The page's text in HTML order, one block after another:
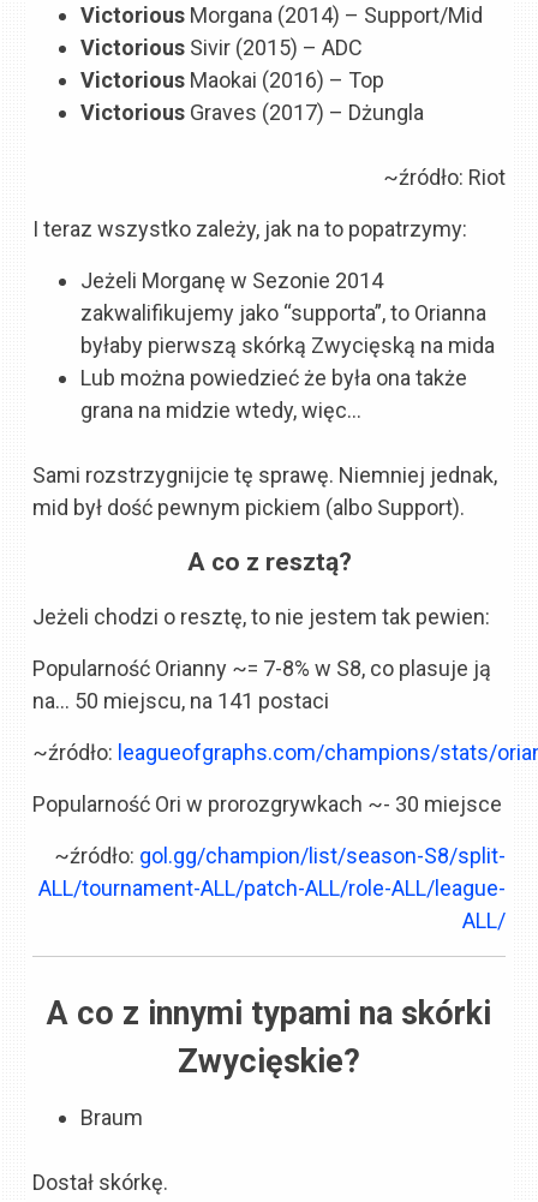
Victorious Morgana (2014) – Support/Mid
Victorious Sivir (2015) – ADC
Victorious Maokai (2016) – Top
Victorious Graves (2017) – Dżungla
~źródło: Riot
I teraz wszystko zależy, jak na to popatrzymy:
Jeżeli Morganę w Sezonie 2014
zakwalifikujemy jako “supporta”, to Orianna
byłaby pierwszą skórką Zwycięską na mida
Lub można powiedzieć że była ona także
grana na midzie wtedy, więc…
Sami rozstrzygnijcie tę sprawę. Niemniej jednak,
mid był dość pewnym pickiem (albo Support).
A co z resztą?
Jeżeli chodzi o resztę, to nie jestem tak pewien:
Popularność Orianny ~= 7-8% w S8, co plasuje ją
na… 50 miejscu, na 141 postaci
~źródło: leagueofgraphs.com/champions/stats/
Popularność Ori w prorozgrywkach ~- 30 miejsce
~źródło: gol.gg/champion/list/season-S8/split-
ALL/tournament-ALL/patch-ALL/role-ALL/league-
ALL/
A co z innymi typami na skórki
Zwycięskie?
Braum
Dostał skórkę.